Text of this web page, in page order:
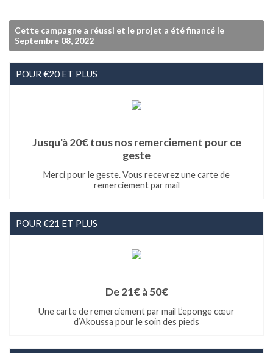
Cette campagne a réussi et le projet a été financé le
Septembre 08, 2022
POUR €20 ET PLUS
Jusqu'à 20€ tous nos remerciement pour ce
geste
Merci pour le geste. Vous recevrez une carte de
remerciement par mail
POUR €21 ET PLUS
De 21€ à 50€
Une carte de remerciement par mail L’eponge cœur
d’Akoussa pour le soin des pieds